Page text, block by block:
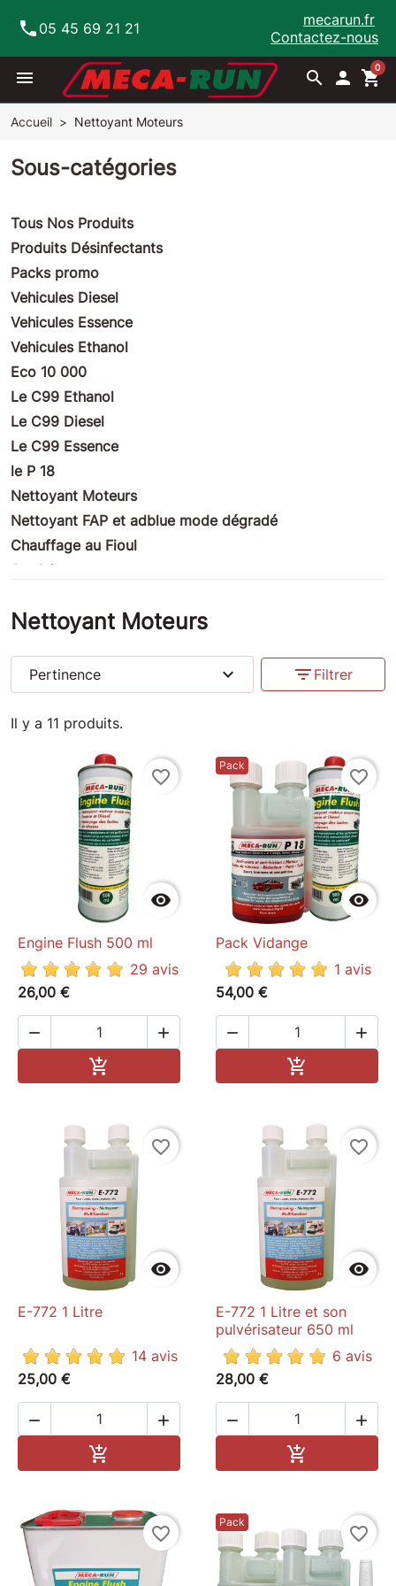
phone 05 45 69 21 21
mecarun.fr
Contactez-nous
menu search  shopping_cart
0
Accueil Nettoyant Moteurs
Sous-catégories
Tous Nos Produits
Produits Désinfectants
Packs promo
Vehicules Diesel
Vehicules Essence
Vehicules Ethanol
Eco 10 000
Le C99 Ethanol
Le C99 Diesel
Le C99 Essence
le P 18
Nettoyant Moteurs
Nettoyant FAP et adblue mode dégradé
Chauffage au Fioul
Produits nettoyants
Produits ULM
Produits compétition
Produits Marine
Produits Divers
Anti crevaisons
Bouchons Valve
Porte clés flamme
Autocollants Mecarun
Nettoyant Moteurs
Il y a 11 produits.
Pertinence expand_more filter_list Filtrer

favorite_border
Engine Flush 500 ml
29 avis
26,00 €
 

Pack

favorite_border
Pack Vidange
1 avis
54,00 €
 


favorite_border
E-772 1 Litre
14 avis
25,00 €
 


favorite_border
E-772 1 Litre et son
pulvérisateur 650 ml
6 avis
28,00 €
 

favorite_border
Pack
favorite_border